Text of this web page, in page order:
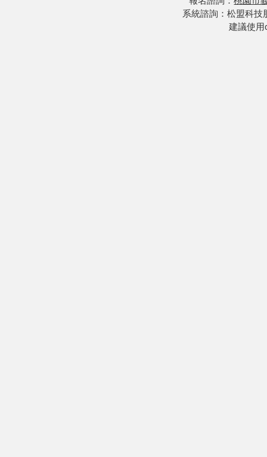
系統諮詢：松盟科技
建議使用